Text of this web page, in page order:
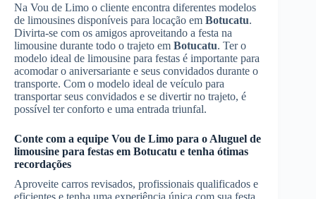
Na Vou de Limo o cliente encontra diferentes modelos
de limousines disponíveis para locação em Botucatu.
Divirta-se com os amigos aproveitando a festa na
limousine durante todo o trajeto em Botucatu. Ter o
modelo ideal de limousine para festas é importante para
acomodar o aniversariante e seus convidados durante o
transporte. Com o modelo ideal de veículo para
transportar seus convidados e se divertir no trajeto, é
possível ter conforto e uma entrada triunfal.
Conte com a equipe Vou de Limo para o Aluguel de
limousine para festas em Botucatu e tenha ótimas
recordações
Aproveite carros revisados, profissionais qualificados e
eficientes e tenha uma experiência única com sua festa